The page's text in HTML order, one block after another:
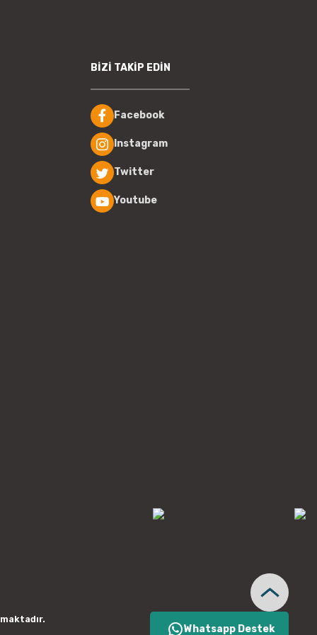
BİZİ TAKİP EDİN
Facebook
Instagram
Twitter
Youtube
Whatsapp Destek